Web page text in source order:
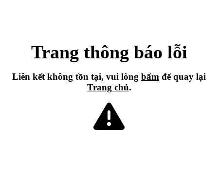
Trang thông báo lỗi
Liên kết không tồn tại, vui lòng bấm để quay lại
Trang chủ.